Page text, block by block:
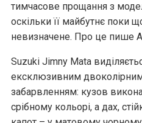
тимчасове прощання з
оскільки її майбутнє поки
невизначене. Про це пише
Suzuki Jimny Mata
ексклюзивним
забарвленням: кузов
срібному кольорі, а дах,